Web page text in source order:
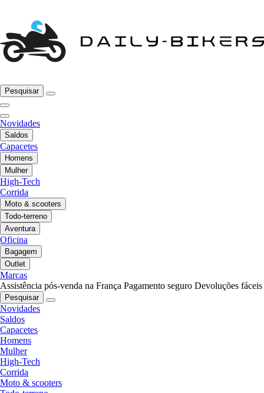
Pesquisar
Novidades
Saldos
Capacetes
Homens
Mulher
High-Tech
Corrida
Moto & scooters
Todo-terreno
Aventura
Oficina
Bagagem
Outlet
Marcas
Assistência pós-venda na França Pagamento seguro Devoluções fáceis
Pesquisar
Novidades
Saldos
Capacetes
Homens
Mulher
High-Tech
Corrida
Moto & scooters